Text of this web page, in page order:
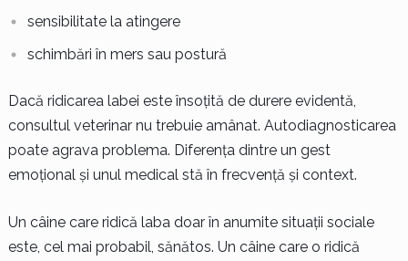
sensibilitate la atingere
schimbări în mers sau postură
Dacă ridicarea labei este însoțită de durere evidentă,
consultul veterinar nu trebuie amânat. Autodiagnosticarea
poate agrava problema. Diferența dintre un gest
emoțional și unul medical stă în frecvență și context.
Un câine care ridică laba doar în anumite situații sociale
este, cel mai probabil, sănătos. Un câine care o ridică